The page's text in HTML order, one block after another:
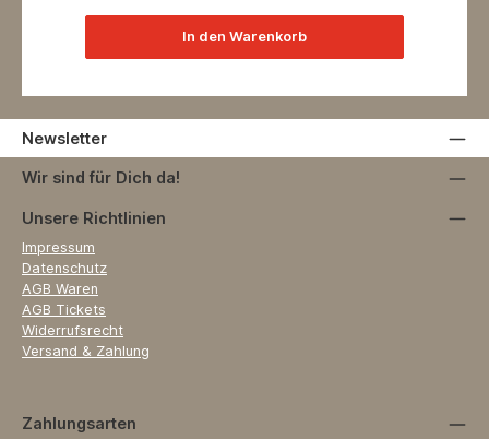
In den Warenkorb
Newsletter
Wir sind für Dich da!
Unsere Richtlinien
Impressum
Datenschutz
AGB Waren
AGB Tickets
Widerrufsrecht
Versand & Zahlung
Zahlungsarten